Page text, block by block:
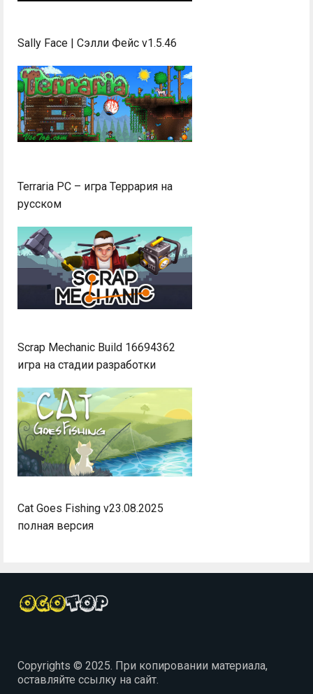
Sally Face | Сэлли Фейс v1.5.46
Terraria PC – игра Террария на
русском
Scrap Mechanic Build 16694362
игра на стадии разработки
Cat Goes Fishing v23.08.2025
полная версия
Copyrights © 2025. При копировании материала,
оставляйте ссылку на сайт.